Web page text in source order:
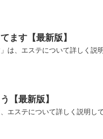
ます【最新版】
は、エステについて詳しく説
【最新版】
エステについて詳しく説明